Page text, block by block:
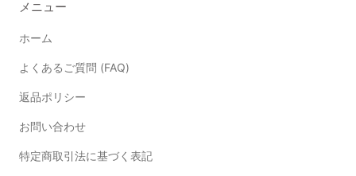
メニュー
ホーム
よくあるご質問 (FAQ)
返品ポリシー
お問い合わせ
特定商取引法に基づく表記